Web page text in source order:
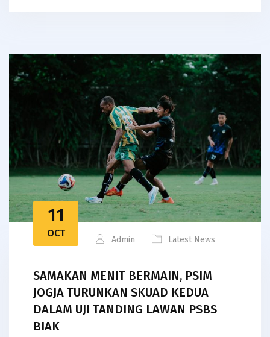
11
OCT
Admin Latest News
SAMAKAN MENIT BERMAIN, PSIM
JOGJA TURUNKAN SKUAD KEDUA
DALAM UJI TANDING LAWAN PSBS
BIAK